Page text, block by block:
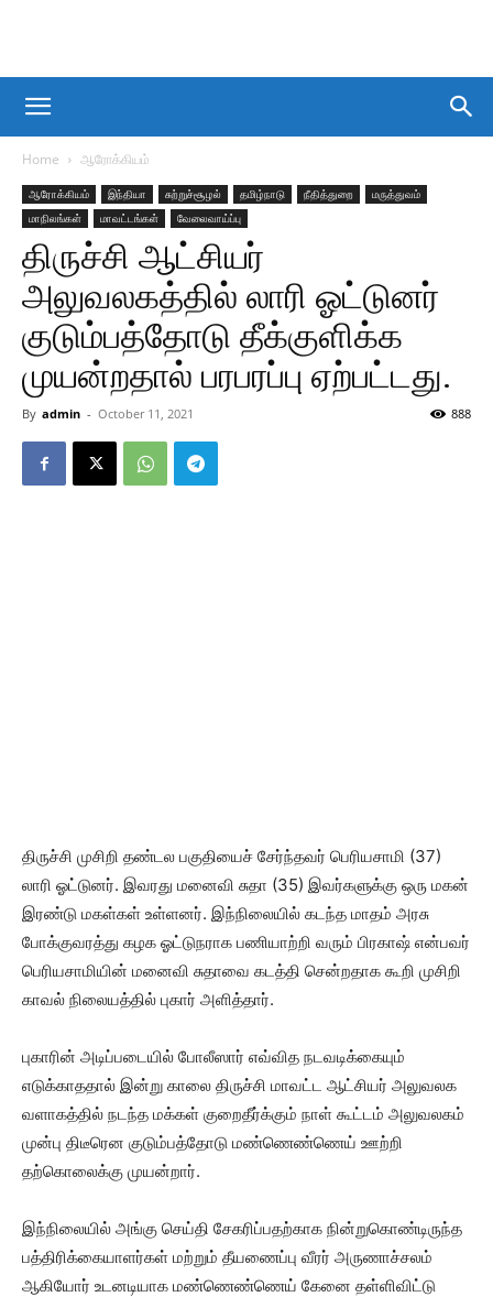
Home ஆரோக்கியம்
ஆரோக்கியம் இந்தியா சுற்றுச்சூழல் தமிழ்நாடு நீதித்துறை
மருத்துவம்
மாநிலங்கள்
மாவட்டங்கள் வேலைவாய்ப்பு
திருச்சி ஆட்சியர்
அலுவலகத்தில் லாரி ஓட்டுனர்
குடும்பத்தோடு தீக்குளிக்க
முயன்றதால் பரபரப்பு ஏற்பட்டது.
By admin - October 11, 2021 888
திருச்சி முசிறி தண்டல பகுதியைச் சேர்ந்தவர் பெரியசாமி (37)
லாரி ஓட்டுனர். இவரது மனைவி சுதா (35) இவர்களுக்கு ஒரு மகன்
இரண்டு மகள்கள் உள்ளனர். இந்நிலையில் கடந்த மாதம் அரசு
போக்குவரத்து கழக ஓட்டுநராக பணியாற்றி வரும் பிரகாஷ் என்பவர்
பெரியசாமியின் மனைவி சுதாவை கடத்தி சென்றதாக கூறி முசிறி
காவல் நிலையத்தில் புகார் அளித்தார்.
புகாரின் அடிப்படையில் போலீஸார் எவ்வித நடவடிக்கையும்
எடுக்காததால் இன்று காலை திருச்சி மாவட்ட ஆட்சியர் அலுவலக
வளாகத்தில் நடந்த மக்கள் குறைதீர்க்கும் நாள் கூட்டம் அலுவலகம்
முன்பு திடீரென குடும்பத்தோடு மண்ணெண்ணெய் ஊற்றி
தற்கொலைக்கு முயன்றார்.
இந்நிலையில் அங்கு செய்தி சேகரிப்பதற்காக நின்றுகொண்டிருந்த
பத்திரிக்கையாளர்கள் மற்றும் தீயணைப்பு வீரர் அருணாச்சலம்
ஆகியோர் உடனடியாக மண்ணெண்ணெய் கேனை தள்ளிவிட்டு